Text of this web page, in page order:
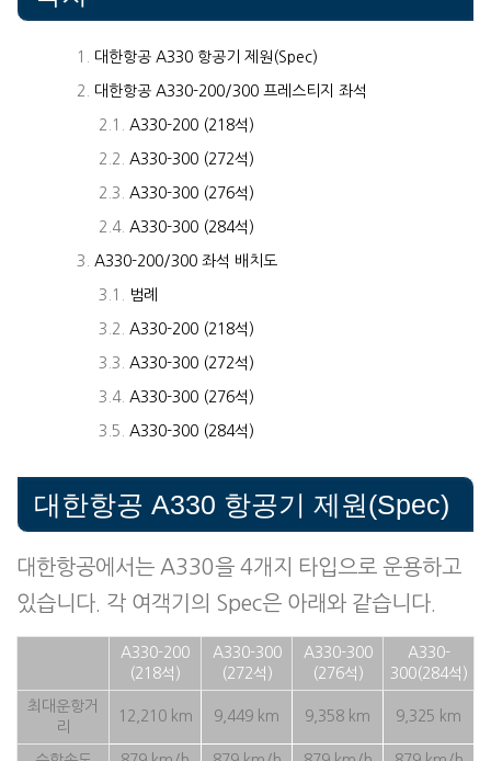
대한항공 A330 항공기 제원(Spec)
대한항공 A330-200/300 프레스티지 좌석
A330-200 (218석)
A330-300 (272석)
A330-300 (276석)
A330-300 (284석)
A330-200/300 좌석 배치도
범례
A330-200 (218석)
A330-300 (272석)
A330-300 (276석)
A330-300 (284석)
대한항공 A330 항공기 제원(Spec)
대한항공에서는 A330을 4개지 타입으로 운용하고
있습니다. 각 여객기의 Spec은 아래와 같습니다.
A330-200
(218석)
A330-300
(272석)
A330-300
(276석)
A330-
300(284석)
최대운항거
리
12,210 km 9,449 km 9,358 km 9,325 km